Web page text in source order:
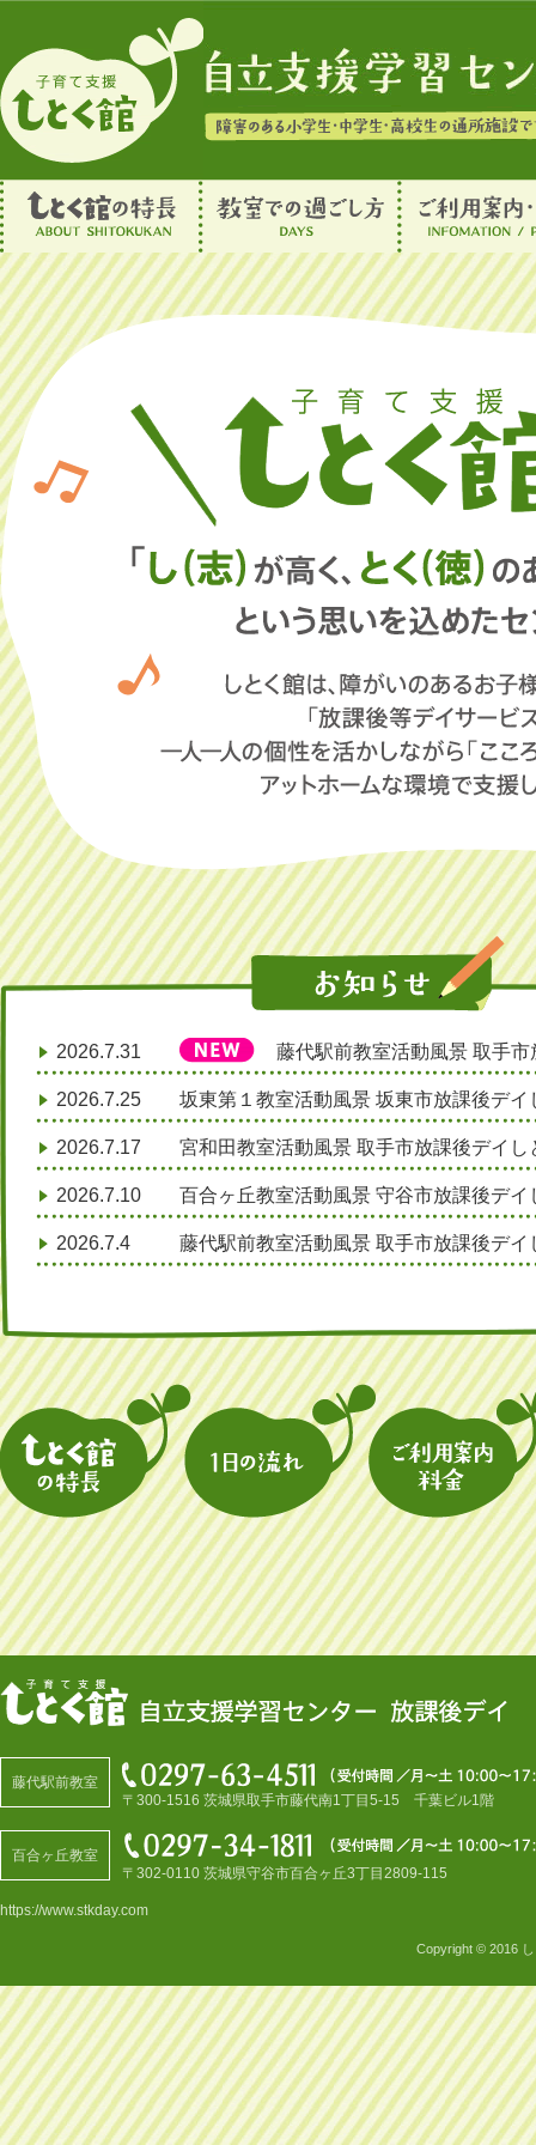
2026.7.31 藤代駅前教室活動風景 取手
2026.7.25 坂東第１教室活動風景 坂東市放課後デイ
2026.7.17 宮和田教室活動風景 取手市放課後デイし
2026.7.10 百合ヶ丘教室活動風景 守谷市放課後デイ
2026.7.4 藤代駅前教室活動風景 取手市放課後デイ
藤代駅前教室
〒300-1516 茨城県取手市藤代南1丁目5-15 千葉ビル1階
百合ヶ丘教室
〒302-0110 茨城県守谷市百合ヶ丘3丁目2809-115
https://www.stkday.com
Copyright © 2016